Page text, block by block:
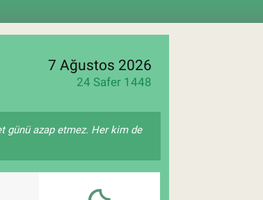
7 Ağustos 2026
24 Safer 1448
günü azap etmez. Her kim de